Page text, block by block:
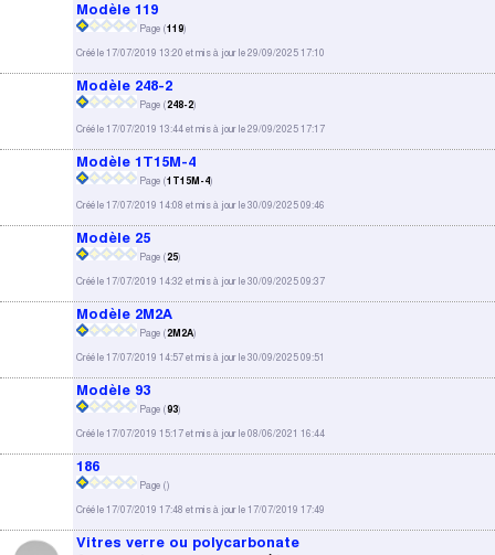
Modèle 119
Page (119)
Créé le 17/07/2019 13:20 et mis à jour le 29/09/2025 17:10
Modèle 248-2
Page (248-2)
Créé le 17/07/2019 13:44 et mis à jour le 29/09/2025 17:17
Modèle 1T15M-4
Page (1T15M-4)
Créé le 17/07/2019 14:08 et mis à jour le 30/09/2025 09:46
Modèle 25
Page (25)
Créé le 17/07/2019 14:32 et mis à jour le 30/09/2025 09:37
Modèle 2M2A
Page (2M2A)
Créé le 17/07/2019 14:57 et mis à jour le 30/09/2025 09:51
Modèle 93
Page (93)
Créé le 17/07/2019 15:17 et mis à jour le 08/06/2021 16:44
186
Page ()
Créé le 17/07/2019 17:48 et mis à jour le 17/07/2019 17:49
Vitres verre ou polycarbonate